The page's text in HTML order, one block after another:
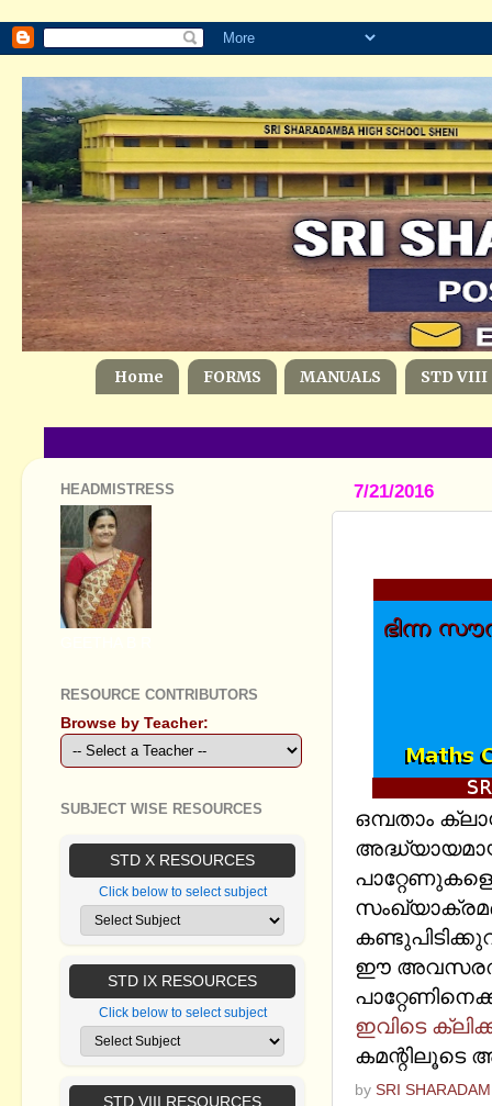
Home FORMS MANUALS STD VIII
7/21/2016
ഒമ്പതാം
ഈ
ഇവിടെ
കമന്റിലൂടെ
by SRI
HEADMISTRESS
RESOURCE CONTRIBUTORS
Browse by Teacher:
SUBJECT WISE RESOURCES
STD X RESOURCES
Click below to select subject
STD IX RESOURCES
Click below to select subject
STD VIII RESOURCES